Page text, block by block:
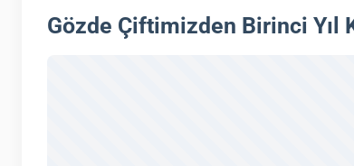
Gözde Çiftimizden Birinci Yıl